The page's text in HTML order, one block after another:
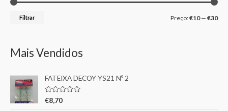
Filtrar Preço:€10— €30
Mais Vendidos
FATEIXA DECOY YS21 Nº 2
A
€8,70